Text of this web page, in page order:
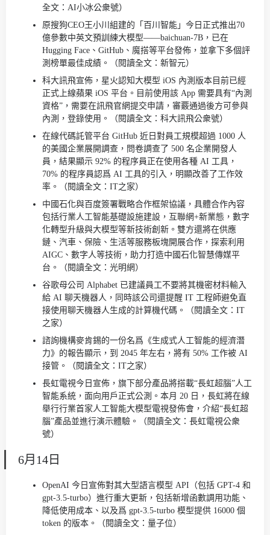
全文：AI小冰公衆號）
原搜狗CEO王小川組建的「百川智能」今日正式推出70
億參數中英文預訓練大模型——baichuan-7B，已在
Hugging Face、GitHub、魔搭等平台發佈，並拿下多個評
測榜單最佳成績。（閱讀全文：新智元）
科大訊飛宣佈，星火認知大模型 iOS 內測版本目前已經
正式上線蘋果 iOS 平台。目前使用該 App 需要具有“內測
資格”，需要在訊飛官網提交申請，審覈通過後方可參與
內測，登錄使用。（閱讀全文：科大訊飛公衆號）
在線代碼託管平台 GitHub 近日對員工規模超過 1000 人
的美國企業展開調查，問卷調查了 500 名企業開發人
員，結果顯示 92% 的程序員正在使用各種 AI 工具，
70% 的程序員認爲 AI 工具的引入，明顯改善了工作效
率。（閱讀全文：IT之家）
中國石化與百度簽署戰略合作框架協議，具體合作內容
包括行業人工智能基礎設施建設，互聯網+新業態，數字
化轉型升級與大模型等新技術創新。雙方還將在供應
鏈、汽車、保險、生活等服務板塊開展合作，探索利用
AIGC、數字人等技術，助力打造中國石化智慧傳媒平
台。（閱讀全文：光明網）
谷歌母公司 Alphabet 已建議員工不要將其機密材料輸入
給 AI 聊天機器人，同時該公司還提醒 IT 工程師避免直
接使用聊天機器人生成的計算機代碼。（閱讀全文：IT
之家）
諮詢機構麥肯錫的一份名爲《生成式人工智能的經濟潛
力》的報告顯示，到 2045 年左右，將有 50% 工作被 AI
接管。（閱讀全文：IT之家）
長虹電視今日宣佈，旗下部分產品將搭載“長虹超腦”人工
智能系統，面向用戶正式公測。本月 20 日，長虹將在線
舉行行業首家人工智能大模型電視發佈會，介紹“長虹超
腦”產品並進行演示體驗。（閱讀全文：長虹電視公衆
號）
6月14日
OpenAI 今日宣佈對其大型語言模型 API（包括 GPT-4 和
gpt-3.5-turbo）進行重大更新，包括新增函數調用功能、
降低使用成本、以及爲 gpt-3.5-turbo 模型提供 16000 個
token 的版本。（閱讀全文：量子位）